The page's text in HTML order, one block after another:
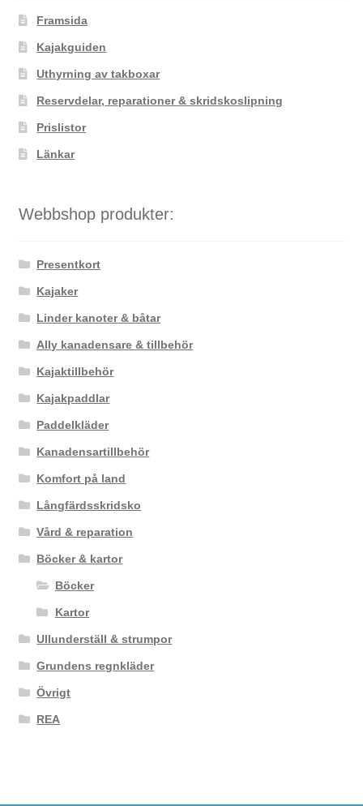
Framsida
Kajakguiden
Uthyrning av takboxar
Reservdelar, reparationer & skridskoslipning
Prislistor
Länkar
Webbshop produkter:
Presentkort
Kajaker
Linder kanoter & båtar
Ally kanadensare & tillbehör
Kajaktillbehör
Kajakpaddlar
Paddelkläder
Kanadensartillbehör
Komfort på land
Långfärdsskridsko
Vård & reparation
Böcker & kartor
Böcker
Kartor
Ullunderställ & strumpor
Grundens regnkläder
Övrigt
REA